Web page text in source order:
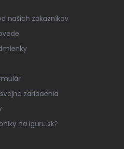
našich zákazníkov
zariadenia
na iguru.sk?